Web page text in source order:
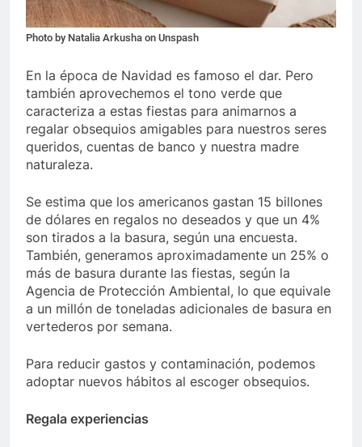
Photo by Natalia Arkusha on Unspash
En la época de Navidad es famoso el dar. Pero
también aprovechemos el tono verde que
caracteriza a estas fiestas para animarnos a
regalar obsequios amigables para nuestros seres
queridos, cuentas de banco y nuestra madre
naturaleza.
Se estima que los americanos gastan 15 billones
de dólares en regalos no deseados y que un 4%
son tirados a la basura, según una encuesta.
También, generamos aproximadamente un 25% o
más de basura durante las fiestas, según la
Agencia de Protección Ambiental, lo que equivale
a un millón de toneladas adicionales de basura en
vertederos por semana.
Para reducir gastos y contaminación, podemos
adoptar nuevos hábitos al escoger obsequios.
Regala experiencias